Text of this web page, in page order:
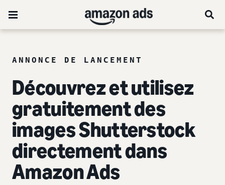
ANNONCE DE LANCEMENT
Découvrez et utilisez
gratuitement des
images Shutterstock
directement dans
Amazon Ads